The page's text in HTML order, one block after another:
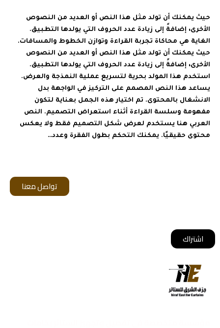
حيث يمكنك أن تولد مثل هذا النص أو العديد من النصوص
الأخرى، إضافةً إلى زيادة عدد الحروف التي يولدها التطبيق.
الغاية هي محاكاة تجربة القراءة وتوازن الخطوط والمسافات.
حيث يمكنك أن تولد مثل هذا النص أو العديد من النصوص
الأخرى، إضافةً إلى زيادة عدد الحروف التي يولدها التطبيق.
استخدم هذا المولد بحرية لتسريع عملية النمذجة والعرض.
يساعد هذا النص المصمم على التركيز في الواجهة بدل
الانشغال بالمحتوى. تم اختيار هذه الجمل بعناية لتكون
مفهومة وسلسة القراءة أثناء استعراض التصميم. النص
العربي هنا يستخدم لعرض شكل التصميم فقط ولا يعكس
محتوى حقيقيًا. يمكنك التحكم بطول الفقرة وعدد…
تواصل معنا
اشتراك